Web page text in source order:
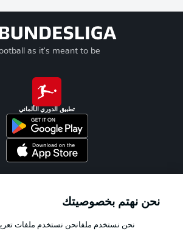
as it's meant to be
تطبيق الدوري الألماني
نحن نهتم بخصوصيتك
نحن نستخدم ملفانحن نستخدم ملفات